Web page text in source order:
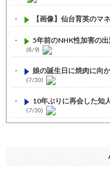
【画像】仙台育英の
5年前のNHK性加害の
(8/9)
娘の誕生日に焼肉に向
(7/30)
10年ぶりに再会した知
(7/30)
娘の誕生日に焼肉に向